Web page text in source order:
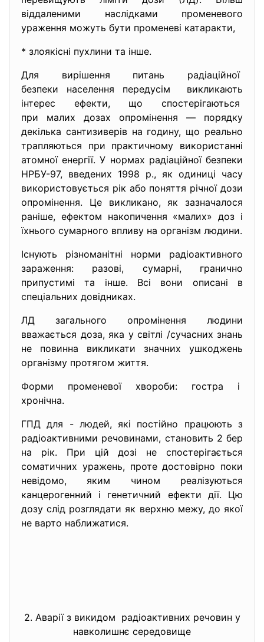
віддаленими наслідками променевого
ураження можуть бути променеві катаракти,
* злоякісні пухлини та інше.
Для вирішення питань радіаційної
безпеки населення передусім викликають
інтерес ефекти, що спостерігаються
при малих дозах опромінення — порядку
декілька сантизиверів на годину, що реально
трапляються при практичному використанні
атомної енергії. У нормах радіаційної безпеки
НРБУ-97, введених 1998 p., як одиниці часу
використовується рік або поняття річної дози
опромінення. Це викликано, як зазначалося
раніше, ефектом накопичення «малих» доз і
їхнього сумарного впливу на організм людини.
Існують різноманітні норми радіоактивного
зараження: разові, сумарні, гранично
припустимі та інше. Всі вони описані в
спеціальних довідниках.
ЛД загального опромінення людини
вважається доза, яка у світлі /сучасних знань
не повинна викликати значних ушкоджень
організму протягом життя.
Форми променевої хвороби: гостра і
хронічна.
ГПД для - людей, які постійно працюють з
радіоактивними речовинами, становить 2 бер
на рік. При цій дозі не спостерігається
соматичних уражень, проте достовірно поки
невідомо, яким чином реалізуються
канцерогенний і генетичний ефекти дії. Цю
дозу слід розглядати як верхню межу, до якої
не варто наближатися.
2. Аварії з викидом радіоактивних речовин у
навколишнє середовище